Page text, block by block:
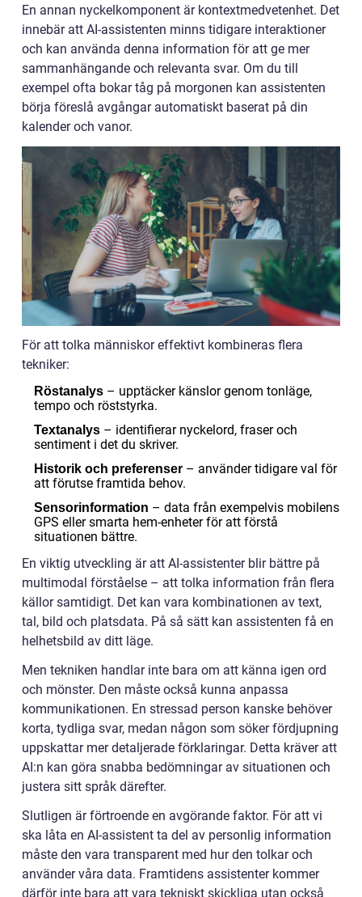
En annan nyckelkomponent är kontextmedvetenhet. Det
innebär att AI-assistenten minns tidigare interaktioner
och kan använda denna information för att ge mer
sammanhängande och relevanta svar. Om du till
exempel ofta bokar tåg på morgonen kan assistenten
börja föreslå avgångar automatiskt baserat på din
kalender och vanor.
För att tolka människor effektivt kombineras flera
tekniker:
Röstanalys – upptäcker känslor genom tonläge,
tempo och röststyrka.
Textanalys – identifierar nyckelord, fraser och
sentiment i det du skriver.
Historik och preferenser – använder tidigare val för
att förutse framtida behov.
Sensorinformation – data från exempelvis mobilens
GPS eller smarta hem-enheter för att förstå
situationen bättre.
En viktig utveckling är att AI-assistenter blir bättre på
multimodal förståelse – att tolka information från flera
källor samtidigt. Det kan vara kombinationen av text,
tal, bild och platsdata. På så sätt kan assistenten få en
helhetsbild av ditt läge.
Men tekniken handlar inte bara om att känna igen ord
och mönster. Den måste också kunna anpassa
kommunikationen. En stressad person kanske behöver
korta, tydliga svar, medan någon som söker fördjupning
uppskattar mer detaljerade förklaringar. Detta kräver att
AI:n kan göra snabba bedömningar av situationen och
justera sitt språk därefter.
Slutligen är förtroende en avgörande faktor. För att vi
ska låta en AI-assistent ta del av personlig information
måste den vara transparent med hur den tolkar och
använder våra data. Framtidens assistenter kommer
därför inte bara att vara tekniskt skickliga utan också